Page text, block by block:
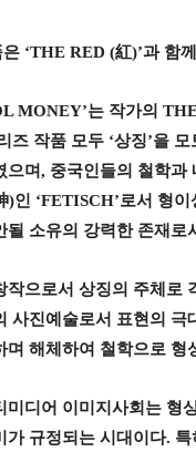
은 ‘THE RED (紅)’과 함께
MONEY’는 작가의
즈 작품 모두 ‘상징’을 모
으며, 중국인들의 철학과
)인 ‘FETISCH’로서 형
될 소유의 강력한 존재
작으로서 상징의 주체로
사진예술로서 표현의 극
며 해체하여 철학으로 형
미디어 이미지사회는 형
가 규정되는 시대이다. 특